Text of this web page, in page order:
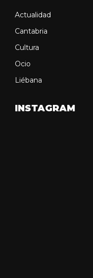
Actualidad
Cantabria
Cultura
Ocio
Liébana
INSTAGRAM